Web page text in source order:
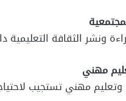
ونشر الثقافة
مهني
مهني تستجيب